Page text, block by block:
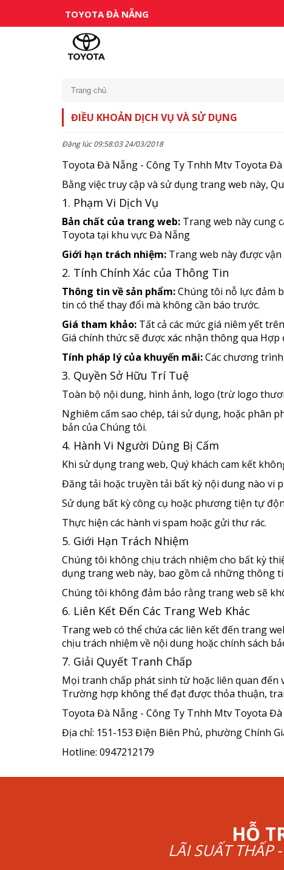
TOYOTA ĐÀ NẴNG
Trang chủ
ĐIỀU KHOẢN DỊCH VỤ VÀ SỬ DỤNG
Đăng lúc 09:58:03 24/03/2018
Toyota Đà Nẵng - Công Ty Tnhh Mtv Toyota
Bằng việc truy cập và sử dụng trang web này,
1. Phạm Vi Dịch Vụ
Bản chất của trang web: Trang web này cung
Toyota tại khu vực Đà Nẵng
Giới hạn trách nhiệm: Trang web này được
2. Tính Chính Xác của Thông Tin
Thông tin về sản phẩm:Chúng tôi nỗ lực đảm
tin có thể thay đổi mà không cần báo trước.
Giá tham khảo: Tất cả các mức giá niêm yết
Giá chính thức sẽ được xác nhận thông qua
Tính pháp lý của khuyến mãi:Các chương
3. Quyền Sở Hữu Trí Tuệ
Toàn bộ nội dung, hình ảnh, logo (trừ logo
Nghiêm cấm sao chép, tái sử dụng, hoặc phân
bản của Chúng tôi.
4. Hành Vi Người Dùng Bị Cấm
Khi sử dụng trang web, Quý khách cam kết
Đăng tải hoặc truyền tải bất kỳ nội dung nào vi
Sử dụng bất kỳ công cụ hoặc phương tiện tự
Thực hiện các hành vi spam hoặc gửi thư rác.
5. Giới Hạn Trách Nhiệm
Chúng tôi không chịu trách nhiệm cho bất kỳ
dụng trang web này, bao gồm cả những thông
Chúng tôi không đảm bảo rằng trang web sẽ
6. Liên Kết Đến Các Trang Web Khác
Trang web có thể chứa các liên kết đến trang
chịu trách nhiệm về nội dung hoặc chính sách
7. Giải Quyết Tranh Chấp
Mọi tranh chấp phát sinh từ hoặc liên quan
Trường hợp không thể đạt được thỏa thuận,
Toyota Đà Nẵng - Công Ty Tnhh Mtv Toyota
Địa chỉ: 151-153 Điện Biên Phủ, phường Chính
Hotline: 0947212179
HỖ
LÃI SUẤT THẤP